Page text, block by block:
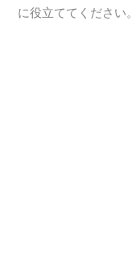
に役立ててください。